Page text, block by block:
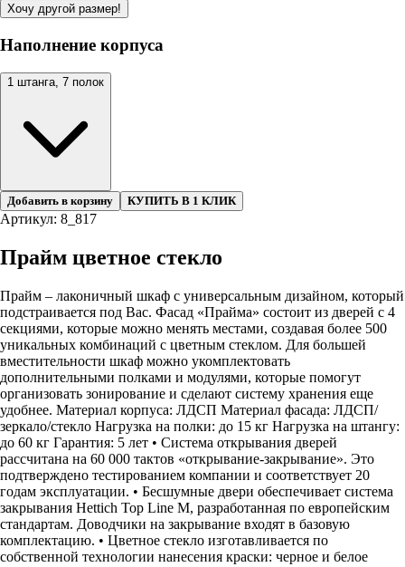
Хочу другой размер!
Наполнение корпуса
1 штанга, 7 полок
Добавить в корзину КУПИТЬ В 1 КЛИК
Артикул: 8_817
Прайм цветное стекло
Прайм – лаконичный шкаф с универсальным дизайном, который
подстраивается под Вас. Фасад «Прайма» состоит из дверей с 4
секциями, которые можно менять местами, создавая более 500
уникальных комбинаций с цветным стеклом. Для большей
вместительности шкаф можно укомплектовать
дополнительными полками и модулями, которые помогут
организовать зонирование и сделают систему хранения еще
удобнее. Материал корпуса: ЛДСП Материал фасада: ЛДСП/
зеркало/стекло Нагрузка на полки: до 15 кг Нагрузка на штангу:
до 60 кг Гарантия: 5 лет • Система открывания дверей
рассчитана на 60 000 тактов «открывание-закрывание». Это
подтверждено тестированием компании и соответствует 20
годам эксплуатации. • Бесшумные двери обеспечивает система
закрывания Hettich Top Line M, разработанная по европейским
стандартам. Доводчики на закрывание входят в базовую
комплектацию. • Цветное стекло изготавливается по
собственной технологии нанесения краски: черное и белое